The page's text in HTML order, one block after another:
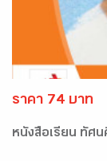
ราคา 74 บาท
หนังสือเรียน ทัศน